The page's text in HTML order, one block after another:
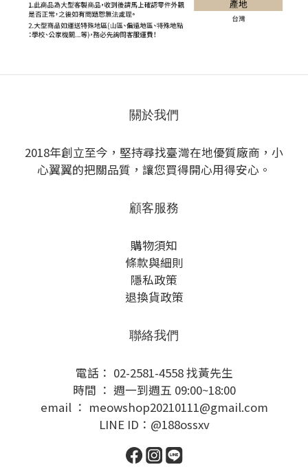
關於我們
2018年創立至今，堅持尋找臺灣在地優質廠商，小
心翼翼的把關品質，讓您買得開心用得安心。
顧客服務
購物須知
條款與細則
隱私政策
退換貨政策
聯絡我們
電話： 02-2581-4558 找黃先生
時間 ： 週一到週五 09:00~18:00
email ： meowshop20210111@gmail.com
LINE ID：@188ossxv